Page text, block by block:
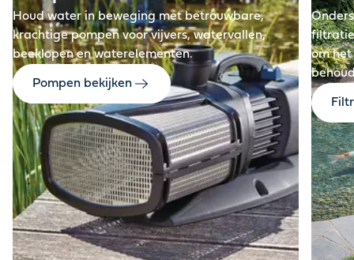
Houd water in beweging met betrouwbare,
krachtige pompen voor vijvers, watervallen,
beeklopen en waterelementen.
Pompen bekijken
om